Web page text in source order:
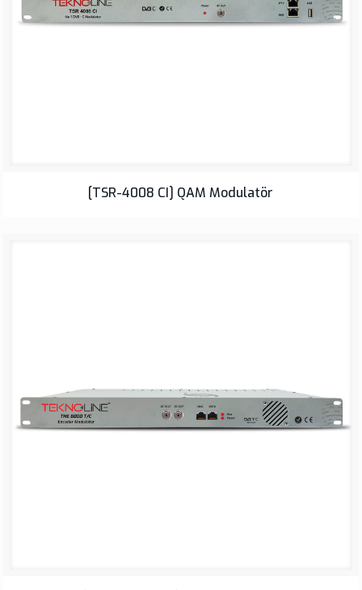
[TSR-4008 CI] QAM Modulatör